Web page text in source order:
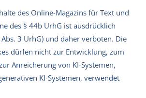
des Online-Magazins für Text und
des § 44b UrhG ist ausdrücklich
3 UrhG) und daher verboten. Die
dürfen nicht zur Entwicklung, zum
Anreicherung von KI-Systemen,
KI-Systemen, verwendet